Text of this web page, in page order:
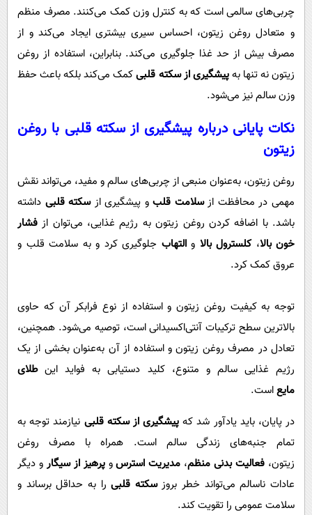
چربی‌های سالمی است که به کنترل وزن کمک می‌کنند. مصرف منظم
و متعادل روغن زیتون، احساس سیری بیشتری ایجاد می‌کند و از
مصرف بیش از حد غذا جلوگیری می‌کند. بنابراین، استفاده از روغن
زیتون نه تنها بهپیشگیری از سکته قلبیکمک می‌کند بلکه باعث حفظ
وزن سالم نیز می‌شود.
نکات پایانی درباره پیشگیری از سکته قلبی با روغن
زیتون
روغن زیتون، به‌عنوان منبعی از چربی‌های سالم و مفید، می‌تواند نقش
مهمی در محافظت ازسلامت قلبو پیشگیری ازسکته قلبی داشته
باشد. با اضافه کردن روغن زیتون به رژیم غذایی، می‌توان از فشار
خون بالا،کلسترول بالا والتهاب جلوگیری کرد و به سلامت قلب و
عروق کمک کرد.
توجه به کیفیت روغن زیتون و استفاده از نوع فرابکر آن که حاوی
بالاترین سطح ترکیبات آنتی‌اکسیدانی است، توصیه می‌شود. همچنین،
تعادل در مصرف روغن زیتون و استفاده از آن به‌عنوان بخشی از یک
رژیم غذایی سالم و متنوع، کلید دستیابی به فواید اینطلای
مایعاست.
در پایان، باید یادآور شد که پیشگیری از سکته قلبی نیازمند توجه به
تمام جنبه‌های زندگی سالم است. همراه با مصرف روغن
زیتون، فعالیت بدنی منظم، مدیریت استرسوپرهیز از سیگار و دیگر
عادات ناسالم می‌تواند خطر بروزسکته قلبیرا به حداقل برساند و
سلامت عمومی را تقویت کند.